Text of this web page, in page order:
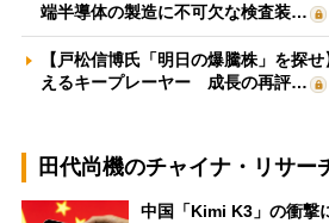
端半導体の製造に不可欠な検査装…
【戸松信博氏「明日の爆騰株」を探
えるキープレーヤー 成長の再評…
田代尚機のチャイナ・リサー
中国「Kimi K3」の衝撃